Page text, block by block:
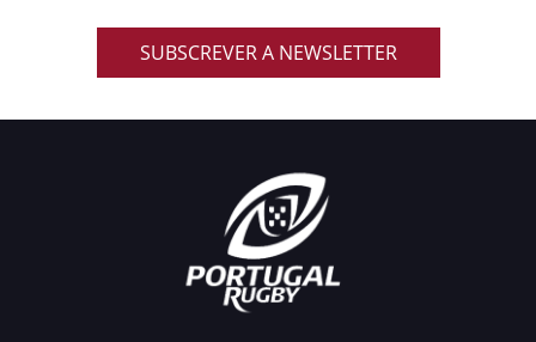
SUBSCREVER A NEWSLETTER